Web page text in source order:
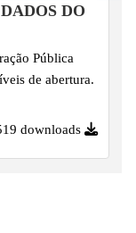
DO
Pública
de abertura.
downloads